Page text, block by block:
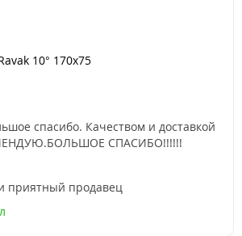
10° 170x75
спасибо. Качеством и доставкой
СПАСИБО!!!!!!
приятный продавец